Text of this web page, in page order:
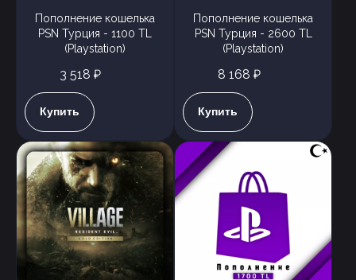
Пополнение кошелька
PSN Турция - 1100 TL
(Playstation)
3 518 ₽
Купить
Пополнение кошелька
PSN Турция - 2600 TL
(Playstation)
8 168 ₽
Купить